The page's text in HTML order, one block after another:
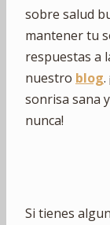
sobre salud
mantener tu
respuestas a
nuestro blog
sonrisa sana
nunca!
Si tienes